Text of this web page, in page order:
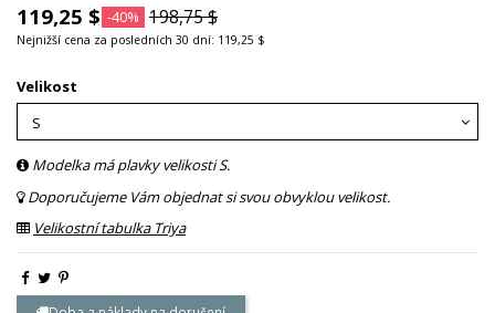
119,25 $ -40% 198,75 $
Nejnižší cena za posledních 30 dní: 119,25 $
Velikost
Modelka má plavky velikosti S.
Doporučujeme Vám objednat si svou obvyklou velikost.
Velikostní tabulka Triya